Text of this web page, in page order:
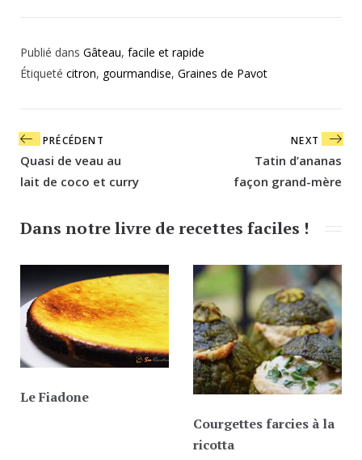
Publié dans Gâteau, facile et rapide
Étiqueté citron, gourmandise, Graines de Pavot
Navigation
de
l’article
PRÉCÉDENT
Quasi de veau au
lait de coco et curry
NEXT
Tatin d’ananas
façon grand-mère
Dans notre livre de recettes faciles !
Le Fiadone
Courgettes farcies à la
ricotta